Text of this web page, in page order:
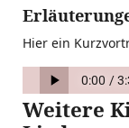
Hier ein
Weitere